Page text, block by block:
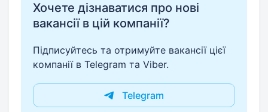
Хочете дізнаватися про нові
вакансії в цій компанії?
Підписуйтесь та отримуйте вакансії цієї
компанії в Telegram та Viber.
Telegram